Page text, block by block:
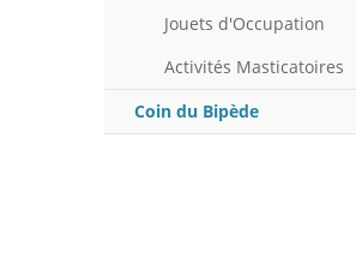
Jouets d'Occupation
Activités Masticatoires
Coin du Bipède